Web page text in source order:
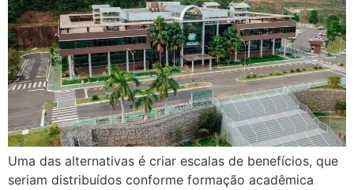
Uma das alternativas é criar escalas de benefícios, que
seriam distribuídos conforme formação acadêmica